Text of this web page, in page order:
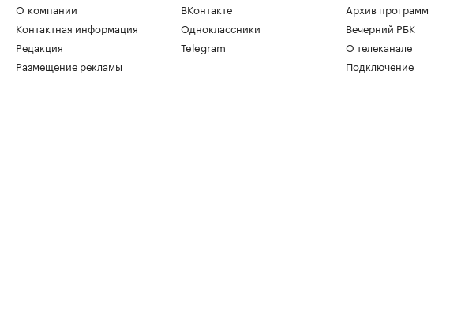
О компании
Контактная информация
Редакция
Размещение рекламы
ВКонтакте
Одноклассники
Telegram
Архив программ
Вечерний РБК
О телеканале
Подключение